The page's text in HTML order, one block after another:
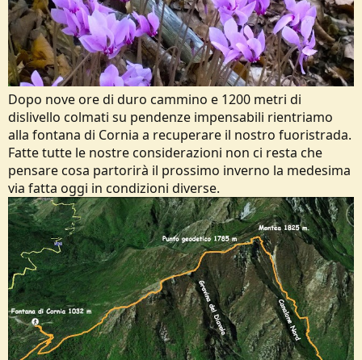
Dopo nove ore di duro cammino e 1200 metri di
dislivello colmati su pendenze impensabili rientriamo
alla fontana di Cornia a recuperare il nostro fuoristrada.
Fatte tutte le nostre considerazioni non ci resta che
pensare cosa partorirà il prossimo inverno la medesima
via fatta oggi in condizioni diverse.